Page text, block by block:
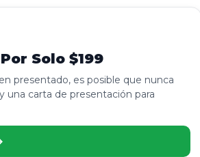
Solo $199
presentado, es posible que nunca
una carta de presentación para